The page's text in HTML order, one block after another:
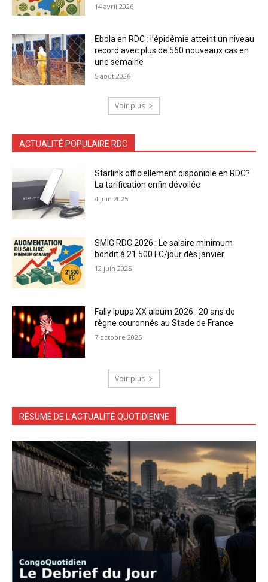
14 avril 2026
Ebola en RDC : l’épidémie atteint un niveau
record avec plus de 560 nouveaux cas en
une semaine
5 août 2026
Voir plus
ACTUALITÉ POPULAIRE RDC
Starlink officiellement disponible en RDC?
La tarification enfin dévoilée
4 juin 2025
SMIG RDC 2026 : Le salaire minimum
bondit à 21 500 FC/jour dès janvier
12 juin 2025
Fally Ipupa XX album 2026 : 20 ans de
règne couronnés au Stade de France
7 octobre 2025
Voir plus
RÉSUMÉ DE L'ACTUALITÉ QUOTIDIENNE